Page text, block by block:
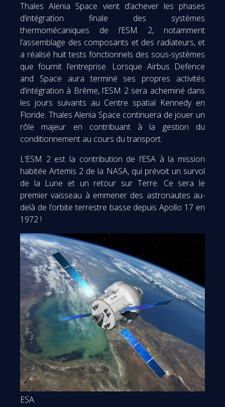
Thales Alenia Space vient d’achever les phases
d’intégration finale des systèmes
thermomécaniques de l’ESM 2, notamment
l’assemblage des composants et des radiateurs, et
a réalisé huit tests fonctionnels des sous-systèmes
que fournit l’entreprise. Lorsque Airbus Defence
and Space aura terminé ses propres activités
d’intégration à Brême, l’ESM 2 sera acheminé dans
les jours suivants au Centre spatial Kennedy en
Floride. Thales Alenia Space continuera de jouer un
rôle majeur en contribuant à la gestion du
conditionnement au cours du transport.
L’ESM 2 est la contribution de l’ESA à la mission
habitée Artemis 2 de la NASA, qui prévoit un survol
de la Lune et un retour sur Terre. Ce sera le
premier vaisseau à emmener des astronautes au-
delà de l’orbite terrestre basse depuis Apollo 17 en
1972 !
ESA